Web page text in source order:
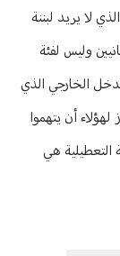
لا يريد لبننة
وليس لفئة
الخارجي الذي
أن يتهموا
التعطيلية هي